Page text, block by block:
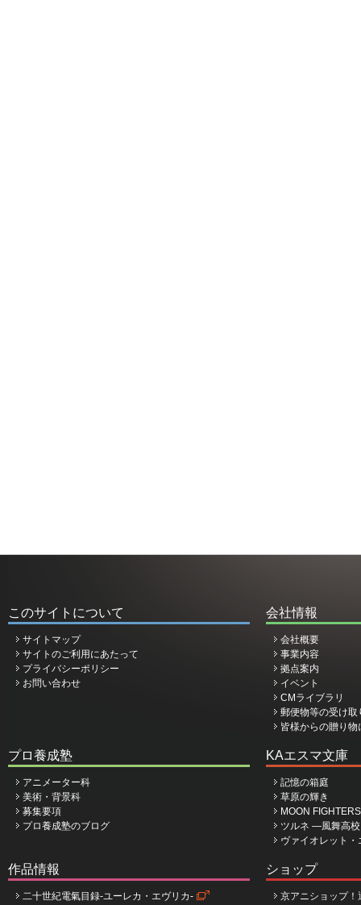
このサイトについて
サイトマップ
サイトのご利用にあたって
プライバシーポリシー
お問い合わせ
会社情報
会社概要
事業内容
拠点案内
イベント
CMライブラリ
郵便物等の受け取
皆様からの贈り
プロ養成塾
アニメーター科
美術・背景科
募集要項
プロ養成塾のブログ
KAエスマ文庫
記憶の箱庭
草原の輝き
MOON
ツルネ ―風舞高
ヴァイオレット
作品情報
二十世紀電氣目録-ユーレカ・エヴリカ-
ショップ
京アニショップ！